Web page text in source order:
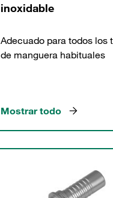
inoxidable
Adecuado para todos los
de manguera habituales
Mostrar todo